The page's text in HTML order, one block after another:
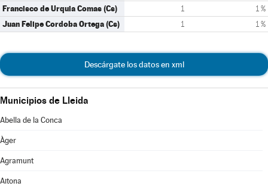
Francisco de Urquia Comas (Cs) 1 1 %
Juan Felipe Cordoba Ortega (Cs) 1 1 %
Descárgate los datos en xml
Municipios de Lleida
Abella de la Conca
Àger
Agramunt
Aitona